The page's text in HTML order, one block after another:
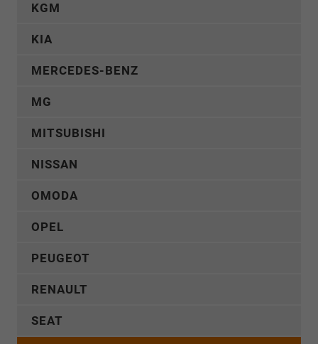
KGM
KIA
MERCEDES-BENZ
MG
MITSUBISHI
NISSAN
OMODA
OPEL
PEUGEOT
RENAULT
SEAT